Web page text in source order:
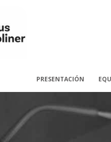
PRESENTACIÓN